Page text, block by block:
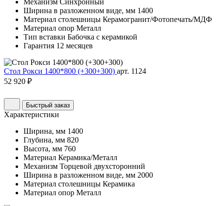
Механизм Синхронный
Ширина в разложенном виде, мм 1400
Материал столешницы Керамогранит/Фотопечать/МДФ
Материал опор Металл
Тип вставки Бабочка с керамикой
Гарантия 12 месяцев
Стол Рокси 1400*800 (+300+300) арт. 1124
52 920 ₽
Быстрый заказ
Характеристики
Ширина, мм 1400
Глубина, мм 820
Высота, мм 760
Материал Керамика/Металл
Механизм Торцевой двухсторонний
Ширина в разложенном виде, мм 2000
Материал столешницы Керамика
Материал опор Металл